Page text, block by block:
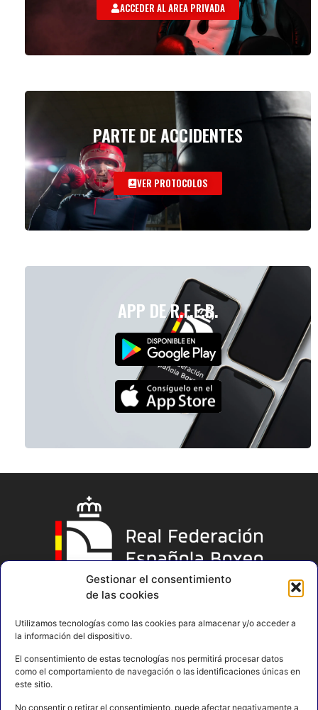
Gestionar el consentimiento
de las cookies
Utilizamos tecnologías como las cookies para almacenar y/o acceder a
la información del dispositivo.
El consentimiento de estas tecnologías nos permitirá procesar datos
como el comportamiento de navegación o las identificaciones únicas en
este sitio.
No consentir o retirar el consentimiento, puede afectar negativamente a
ACCEDER AL AREA PRIVADA
PARTE DE ACCIDENTES
VER PROTOCOLOS
APP DE R.F.E.B.